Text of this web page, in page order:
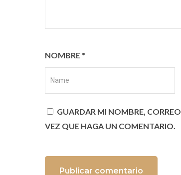
NOMBRE *
GUARDAR MI NOMBRE,
VEZ QUE HAGA UN COMENTARIO.